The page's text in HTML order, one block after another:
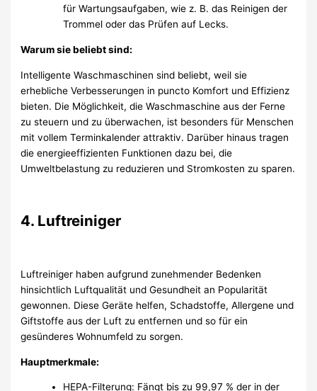
für Wartungsaufgaben, wie z. B. das Reinigen der
Trommel oder das Prüfen auf Lecks.
Warum sie beliebt sind:
Intelligente Waschmaschinen sind beliebt, weil sie
erhebliche Verbesserungen in puncto Komfort und Effizienz
bieten. Die Möglichkeit, die Waschmaschine aus der Ferne
zu steuern und zu überwachen, ist besonders für Menschen
mit vollem Terminkalender attraktiv. Darüber hinaus tragen
die energieeffizienten Funktionen dazu bei, die
Umweltbelastung zu reduzieren und Stromkosten zu sparen.
4. Luftreiniger
Luftreiniger haben aufgrund zunehmender Bedenken
hinsichtlich Luftqualität und Gesundheit an Popularität
gewonnen. Diese Geräte helfen, Schadstoffe, Allergene und
Giftstoffe aus der Luft zu entfernen und so für ein
gesünderes Wohnumfeld zu sorgen.
Hauptmerkmale:
HEPA-Filterung: Fängt bis zu 99,97 % der in der